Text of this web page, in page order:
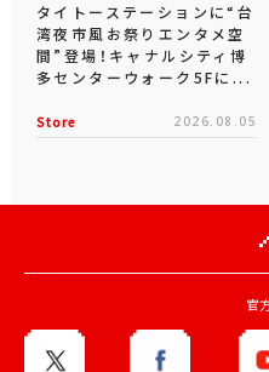
タイトーステーションに“台
湾夜市風お祭りエンタメ空
間”登場！キャナルシティ博
多センターウォーク5Fに...
Store 2026.08.05
官